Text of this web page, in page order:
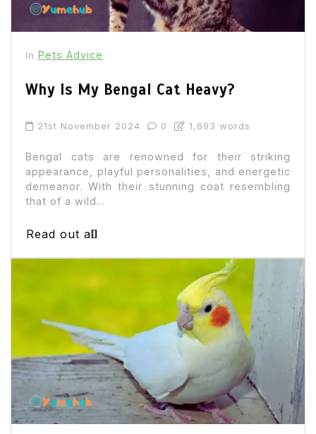
In Pets Advice
Why Is My Bengal Cat Heavy?
21st November 2024 0 1,693 words
Bengal cats are renowned for their striking
appearance, playful personalities, and energetic
demeanor. With their stunning coat resembling
that of a wild...
Read out all